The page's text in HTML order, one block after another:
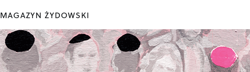
MAGAZYN ŻYDOWSKI